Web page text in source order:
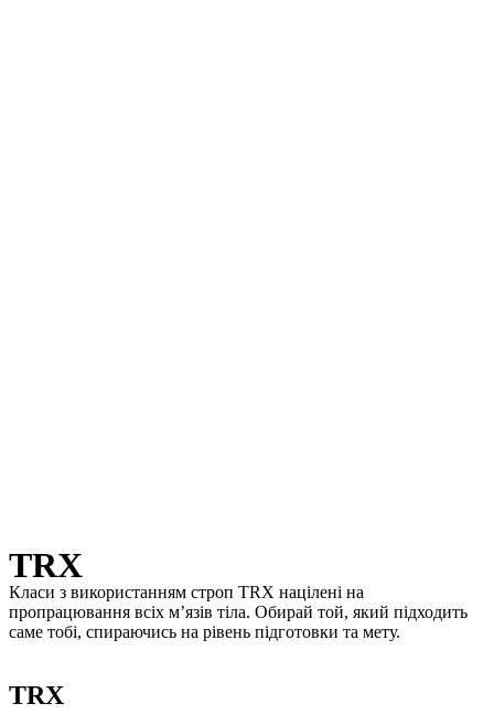
TRX
Класи з використанням строп TRX націлені на
пропрацювання всіх м’язів тіла. Обирай той, який підходить
саме тобі, спираючись на рівень підготовки та мету.
TRX